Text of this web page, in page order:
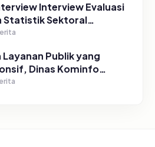
Interview Evaluasi
Statistik Sektoral
Publik yang
Dinas Kominfo
SP4N Lapor di